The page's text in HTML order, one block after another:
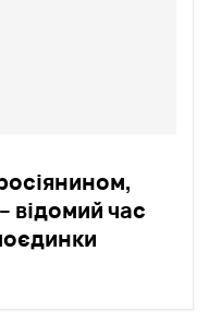
відомий час